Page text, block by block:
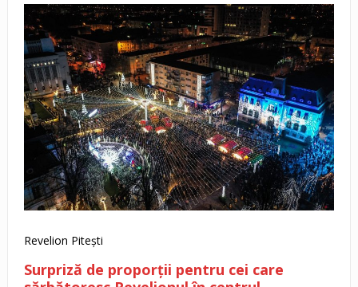
Revelion Pitești
Surpriză de proporții pentru cei care